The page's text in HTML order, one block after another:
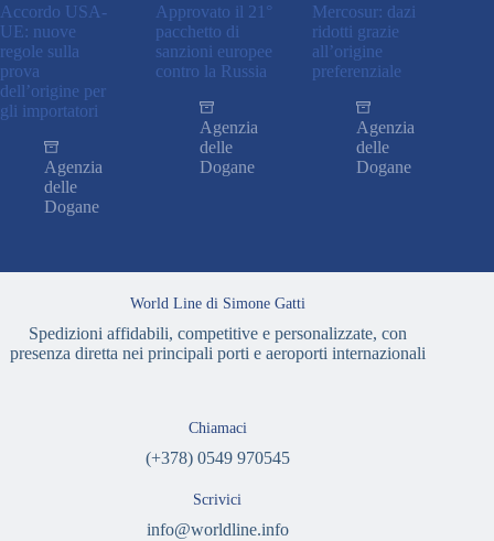
Accordo USA-
UE: nuove
regole sulla
prova
dell’origine per
gli importatori
Agenzia
delle
Dogane
Approvato il 21°
pacchetto di
sanzioni europee
contro la Russia
Agenzia
delle
Dogane
Mercosur: dazi
ridotti grazie
all’origine
preferenziale
Agenzia
delle
Dogane
World Line di Simone Gatti
Spedizioni affidabili, competitive e personalizzate, con
presenza diretta nei principali porti e aeroporti internazionali
Chiamaci
(+378) 0549 970545
Scrivici
info@worldline.info